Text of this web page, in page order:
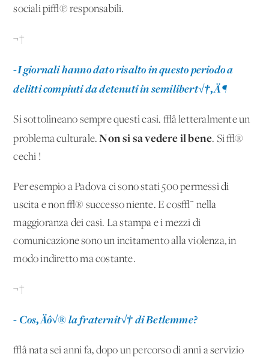
sociali pi√π responsabili.
¬†
-I giornali hanno dato risalto in questo periodo a
delitti compiuti da detenuti in semilibert√†‚Ä¶
Si sottolineano sempre questi casi. √â letteralmente un
problema culturale.Non si sa vedere il bene. Si √®
cechi !
Per esempio a Padova ci sono stati 500 permessi di
uscita e non √® successo niente. E cos√¨ nella
maggioranza dei casi. La stampa e i mezzi di
comunicazione sono un incitamento alla violenza, in
modo indiretto ma costante.
¬†
- Cos‚Äô√® la fraternit√† di Betlemme?
√â nata sei anni fa, dopo un percorso di anni a servizio